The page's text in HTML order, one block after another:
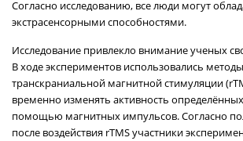
Согласно исследованию, все люди могут
экстрасенсорными способностями.
Исследование привлекло внимание ученых
В ходе экспериментов использовались
транскраниальной магнитной стимуляции
временно изменять активность
помощью магнитных импульсов. Согласно
после воздействия rTMS участники